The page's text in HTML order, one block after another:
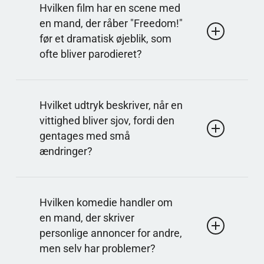
kontrast til mere impulsive karakterer. Samspillet
med andre skaber humor gennem stille
kommentarer og situationer, der eskalerer omkring
ham.
Hvilken film har en scene med
en mand, der råber "Freedom!"
før et dramatisk øjeblik, som
ofte bliver parodieret?
Råbet kommer i en tale, der er blevet et fast
referencepunkt i populærkulturen. Den bliver ofte
parodieret ved at flytte den højtidelige energi over i
helt trivielle situationer.
Hvilket udtryk beskriver, når en
vittighed bliver sjov, fordi den
gentages med små
ændringer?
Det er et komisk greb, hvor et element vender
tilbage flere gange i en historie. Gentagelsen
skaber forventning, og små variationer får
publikum til at lægge mærke til nye detaljer.
Hvilken komedie handler om
en mand, der skriver
personlige annoncer for andre,
men selv har problemer?